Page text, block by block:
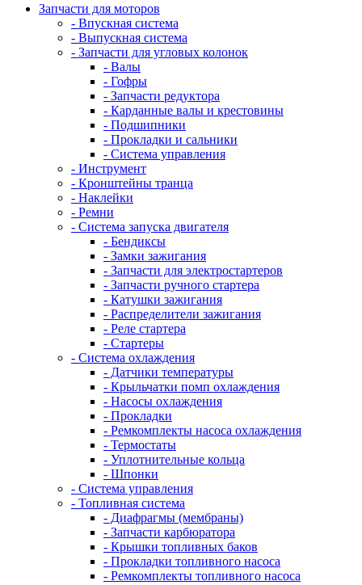
Запчасти для моторов
- Впускная система
- Выпускная система
- Запчасти для угловых колонок
- Валы
- Гофры
- Запчасти редуктора
- Карданные валы и крестовины
- Подшипники
- Прокладки и сальники
- Система управления
- Инструмент
- Кронштейны транца
- Наклейки
- Ремни
- Система запуска двигателя
- Бендиксы
- Замки зажигания
- Запчасти для электростартеров
- Запчасти ручного стартера
- Катушки зажигания
- Распределители зажигания
- Реле стартера
- Стартеры
- Система охлаждения
- Датчики температуры
- Крыльчатки помп охлаждения
- Насосы охлаждения
- Прокладки
- Ремкомплекты насоса охлаждения
- Термостаты
- Уплотнительные кольца
- Шпонки
- Система управления
- Топливная система
- Диафрагмы (мембраны)
- Запчасти карбюратора
- Крышки топливных баков
- Прокладки топливного насоса
- Ремкомплекты топливного насоса